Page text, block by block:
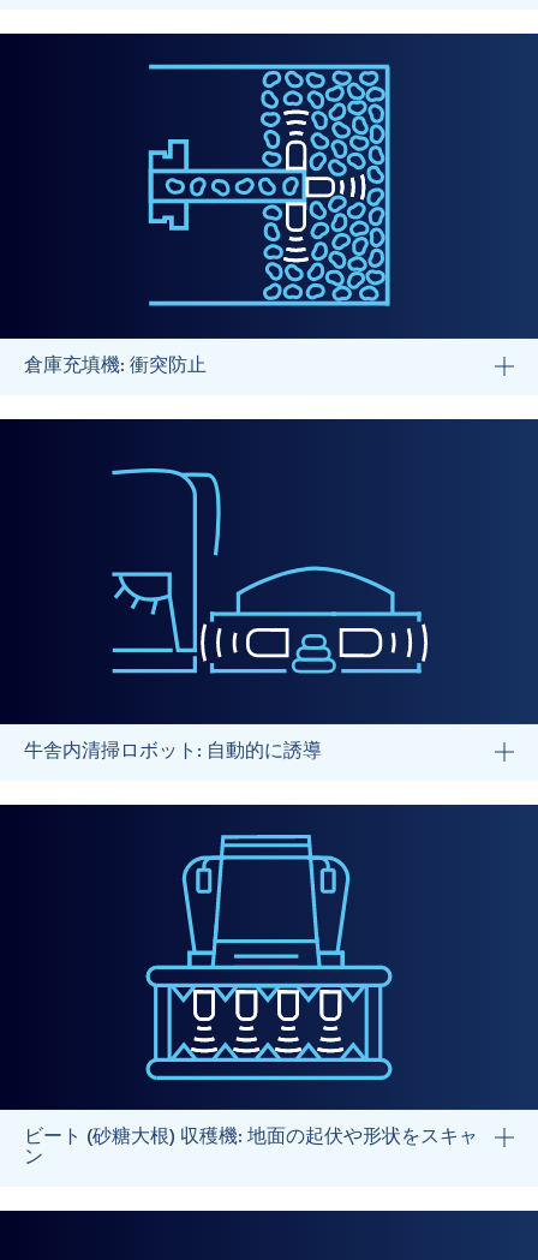
倉庫充填機: 衝突防止
牛舎内清掃ロボット: 自動的に誘導
ビート (砂糖大根) 収穫機: 地面の起伏や形状をスキャ
ン